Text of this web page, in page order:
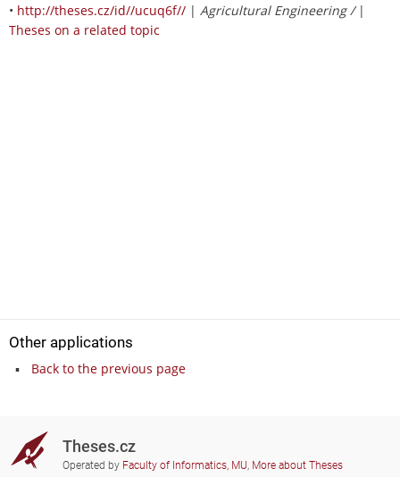
• http://theses.cz/id//ucuq6f// | Agricultural Engineering / |
Theses on a related topic
Other applications
Back to the previous page
Theses.cz
Operated by Faculty of Informatics, MU, More about Theses